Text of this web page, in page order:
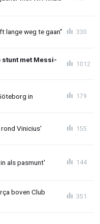
lange weg te gaan" 330
stunt met Messi-
1012
in 179
Vinicius' 155
als pasmunt' 144
boven Club
351